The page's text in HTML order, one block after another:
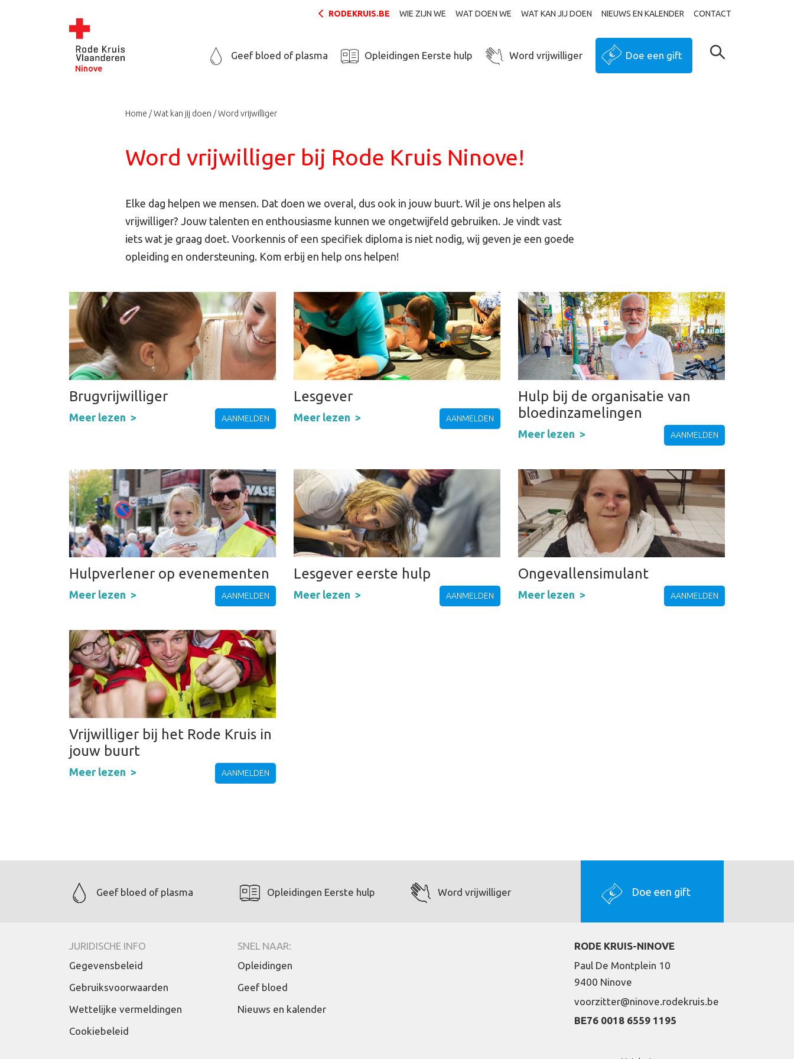
RODEKRUIS.BE WIE ZIJN WE WAT DOEN WE WAT KAN JIJ DOEN NIEUWS EN KALENDER CONTACT
Ninove
Geef bloed of plasma Opleidingen Eerste hulp Word vrijwilliger Doe een gift
Home Wat kan jij doen Word vrijwilliger
Word vrijwilliger bij Rode Kruis Ninove!
Elke dag helpen we mensen. Dat doen we overal, dus ook in jouw buurt. Wil je ons helpen als
vrijwilliger? Jouw talenten en enthousiasme kunnen we ongetwijfeld gebruiken. Je vindt vast
iets wat je graag doet. Voorkennis of een specifiek diploma is niet nodig, wij geven je een goede
opleiding en ondersteuning. Kom erbij en help ons helpen!
Brugvrijwilliger
Meer lezen AANMELDEN
Lesgever
Meer lezen AANMELDEN
Hulp bij de organisatie van
bloedinzamelingen
Meer lezen AANMELDEN
Hulpverlener op evenementen
Meer lezen AANMELDEN
Lesgever eerste hulp
Meer lezen AANMELDEN
Ongevallensimulant
Meer lezen AANMELDEN
Vrijwilliger bij het Rode Kruis in
jouw buurt
Meer lezen AANMELDEN
Geef bloed of plasma Opleidingen Eerste hulp Word vrijwilliger Doe een gift
JURIDISCHE INFO
Gegevensbeleid
Gebruiksvoorwaarden
Wettelijke vermeldingen
Cookiebeleid
SNEL NAAR:
Opleidingen
Geef bloed
Nieuws en kalender
RODE KRUIS-NINOVE
Paul De Montplein 10
9400 Ninove
voorzitter@ninove.rodekruis.be
BE76 0018 6559 1195